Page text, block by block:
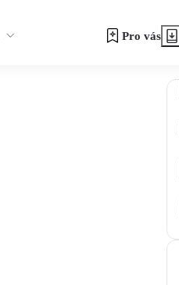
Pro vás